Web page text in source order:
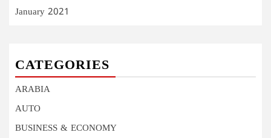
January 2021
CATEGORIES
ARABIA
AUTO
BUSINESS & ECONOMY